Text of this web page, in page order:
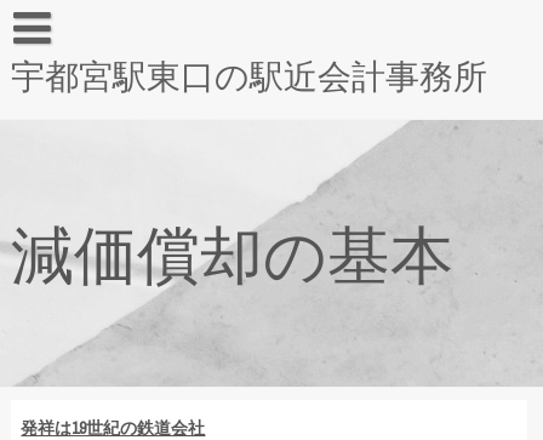
宇都宮駅東口の駅近会計事務所
減価償却の基本
発祥は19世紀の鉄道会社